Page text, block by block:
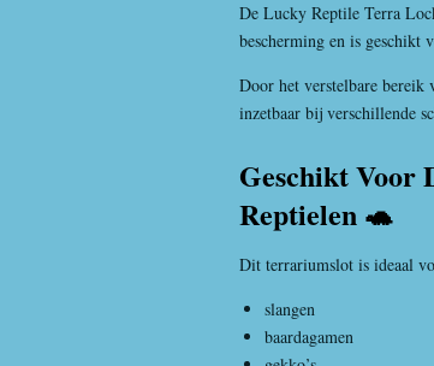
De Lucky Reptile Terra
bescherming en is geschikt
Door het verstelbare
inzetbaar bij verschillende
Geschikt Voor
Reptielen 🐢
Dit terrariumslot is ideaal
slangen
baardagamen